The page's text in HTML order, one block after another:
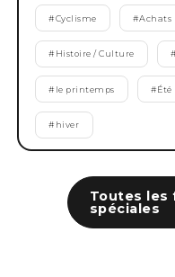
Toutes les
spéciales
#Cyclisme #Achats
# Histoire / Culture
# le printemps #Été
# hiver